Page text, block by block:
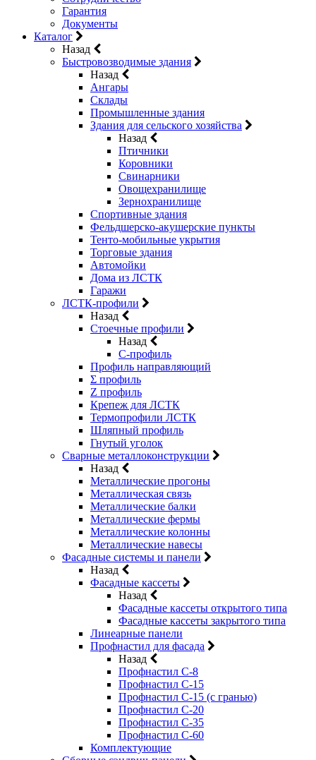
Гарантия
Документы
Каталог
Назад
Быстровозводимые здания
Назад
Ангары
Склады
Промышленные здания
Здания для сельского хозяйства
Назад
Птичники
Коровники
Свинарники
Овощехранилище
Зернохранилище
Спортивные здания
Фельдшерско-акушерские пункты
Тенто-мобильные укрытия
Торговые здания
Автомойки
Дома из ЛСТК
Гаражи
ЛСТК-профили
Назад
Стоечные профили
Назад
C-профиль
Профиль направляющий
Σ профиль
Z профиль
Крепеж для ЛСТК
Термопрофили ЛСТК
Шляпный профиль
Гнутый уголок
Сварные металлоконструкции
Назад
Металлические прогоны
Металлическая связь
Металлические балки
Металлические фермы
Металлические колонны
Металлические навесы
Фасадные системы и панели
Назад
Фасадные кассеты
Назад
Фасадные кассеты открытого типа
Фасадные кассеты закрытого типа
Линеарные панели
Профнастил для фасада
Назад
Профнастил С-8
Профнастил С-15
Профнастил С-15 (с гранью)
Профнастил С-20
Профнастил С-35
Профнастил С-60
Комплектующие